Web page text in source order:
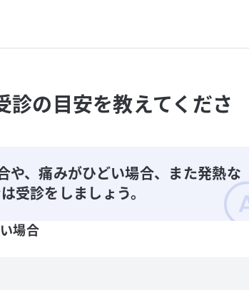
診の目安を教えてくださ
や、痛みがひどい場合、また発熱な
受診をしましょう。
場合